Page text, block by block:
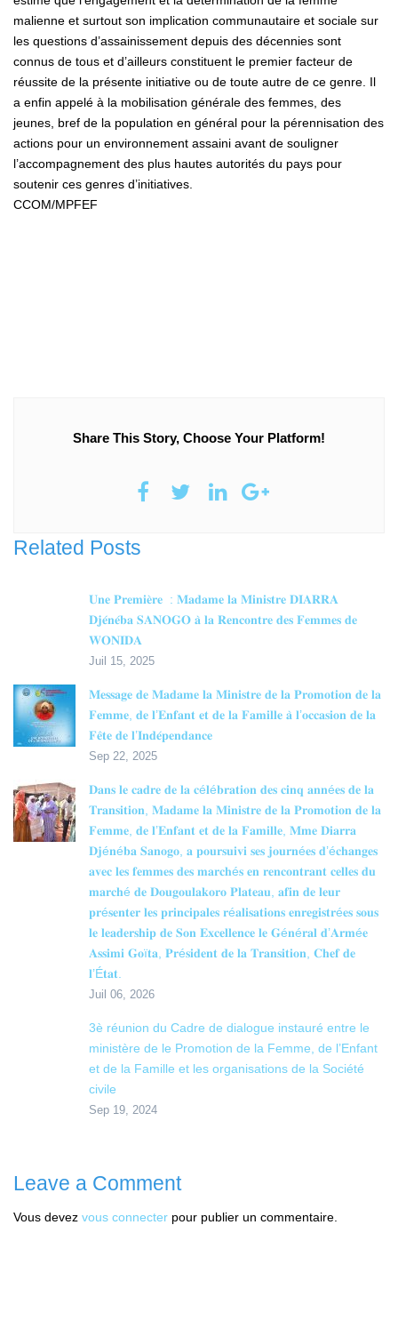
malienne et surtout son implication communautaire et sociale sur
les questions d’assainissement depuis des décennies sont
connus de tous et d’ailleurs constituent le premier facteur de
réussite de la présente initiative ou de toute autre de ce genre. Il
a enfin appelé à la mobilisation générale des femmes, des
jeunes, bref de la population en général pour la pérennisation des
actions pour un environnement assaini avant de souligner
l’accompagnement des plus hautes autorités du pays pour
soutenir ces genres d’initiatives.
CCOM/MPFEF
Share This Story, Choose Your Platform!
Related Posts
𝐔𝐧𝐞 𝐏𝐫𝐞𝐦𝐢𝐞̀𝐫𝐞 : 𝐌𝐚𝐝𝐚𝐦𝐞 𝐥𝐚 𝐌𝐢𝐧𝐢𝐬𝐭𝐫𝐞 𝐃𝐈𝐀𝐑𝐑𝐀
𝐃𝐣𝐞́𝐧𝐞́𝐛𝐚 𝐒𝐀𝐍𝐎𝐆𝐎 𝐚̀ 𝐥𝐚 𝐑𝐞𝐧𝐜𝐨𝐧𝐭𝐫𝐞 𝐝𝐞𝐬 𝐅𝐞𝐦𝐦𝐞𝐬 𝐝𝐞
𝐖𝐎𝐍𝐈𝐃𝐀
Juil 15, 2025
𝐌𝐞𝐬𝐬𝐚𝐠𝐞 𝐝𝐞 𝐌𝐚𝐝𝐚𝐦𝐞 𝐥𝐚 𝐌𝐢𝐧𝐢𝐬𝐭𝐫𝐞 𝐝𝐞 𝐥𝐚 𝐏𝐫𝐨𝐦𝐨𝐭𝐢𝐨𝐧 𝐝𝐞 𝐥𝐚
𝐅𝐞𝐦𝐦𝐞, 𝐝𝐞 𝐥’𝐄𝐧𝐟𝐚𝐧𝐭 𝐞𝐭 𝐝𝐞 𝐥𝐚 𝐅𝐚𝐦𝐢𝐥𝐥𝐞 𝐚̀ 𝐥’𝐨𝐜𝐜𝐚𝐬𝐢𝐨𝐧 𝐝𝐞 𝐥𝐚
𝐅𝐞̂𝐭𝐞 𝐝𝐞 𝐥’𝐈𝐧𝐝𝐞́𝐩𝐞𝐧𝐝𝐚𝐧𝐜𝐞
Sep 22, 2025
𝐃𝐚𝐧𝐬 𝐥𝐞 𝐜𝐚𝐝𝐫𝐞 𝐝𝐞 𝐥𝐚 𝐜é𝐥é𝐛𝐫𝐚𝐭𝐢𝐨𝐧 𝐝𝐞𝐬 𝐜𝐢𝐧𝐪 𝐚𝐧𝐧é𝐞𝐬 𝐝𝐞 𝐥𝐚
𝐓𝐫𝐚𝐧𝐬𝐢𝐭𝐢𝐨𝐧, 𝐌𝐚𝐝𝐚𝐦𝐞 𝐥𝐚 𝐌𝐢𝐧𝐢𝐬𝐭𝐫𝐞 𝐝𝐞 𝐥𝐚 𝐏𝐫𝐨𝐦𝐨𝐭𝐢𝐨𝐧 𝐝𝐞 𝐥𝐚
𝐅𝐞𝐦𝐦𝐞, 𝐝𝐞 𝐥’𝐄𝐧𝐟𝐚𝐧𝐭 𝐞𝐭 𝐝𝐞 𝐥𝐚 𝐅𝐚𝐦𝐢𝐥𝐥𝐞, 𝐌𝐦𝐞 𝐃𝐢𝐚𝐫𝐫𝐚
𝐃𝐣é𝐧é𝐛𝐚 𝐒𝐚𝐧𝐨𝐠𝐨, 𝐚 𝐩𝐨𝐮𝐫𝐬𝐮𝐢𝐯𝐢 𝐬𝐞𝐬 𝐣𝐨𝐮𝐫𝐧é𝐞𝐬 𝐝’é𝐜𝐡𝐚𝐧𝐠𝐞𝐬
𝐚𝐯𝐞𝐜 𝐥𝐞𝐬 𝐟𝐞𝐦𝐦𝐞𝐬 𝐝𝐞𝐬 𝐦𝐚𝐫𝐜𝐡é𝐬 𝐞𝐧 𝐫𝐞𝐧𝐜𝐨𝐧𝐭𝐫𝐚𝐧𝐭 𝐜𝐞𝐥𝐥𝐞𝐬 𝐝𝐮
𝐦𝐚𝐫𝐜𝐡é 𝐝𝐞 𝐃𝐨𝐮𝐠𝐨𝐮𝐥𝐚𝐤𝐨𝐫𝐨 𝐏𝐥𝐚𝐭𝐞𝐚𝐮, 𝐚𝐟𝐢𝐧 𝐝𝐞 𝐥𝐞𝐮𝐫
𝐩𝐫é𝐬𝐞𝐧𝐭𝐞𝐫 𝐥𝐞𝐬 𝐩𝐫𝐢𝐧𝐜𝐢𝐩𝐚𝐥𝐞𝐬 𝐫é𝐚𝐥𝐢𝐬𝐚𝐭𝐢𝐨𝐧𝐬 𝐞𝐧𝐫𝐞𝐠𝐢𝐬𝐭𝐫é𝐞𝐬 𝐬𝐨𝐮𝐬
𝐥𝐞 𝐥𝐞𝐚𝐝𝐞𝐫𝐬𝐡𝐢𝐩 𝐝𝐞 𝐒𝐨𝐧 𝐄𝐱𝐜𝐞𝐥𝐥𝐞𝐧𝐜𝐞 𝐥𝐞 𝐆é𝐧é𝐫𝐚𝐥 𝐝’𝐀𝐫𝐦é𝐞
𝐀𝐬𝐬𝐢𝐦𝐢 𝐆𝐨ï𝐭𝐚, 𝐏𝐫é𝐬𝐢𝐝𝐞𝐧𝐭 𝐝𝐞 𝐥𝐚 𝐓𝐫𝐚𝐧𝐬𝐢𝐭𝐢𝐨𝐧, 𝐂𝐡𝐞𝐟 𝐝𝐞
𝐥’É𝐭𝐚𝐭.
Juil 06, 2026
3è réunion du Cadre de dialogue instauré entre le
ministère de le Promotion de la Femme, de l’Enfant
et de la Famille et les organisations de la Société
civile
Sep 19, 2024
Leave a Comment
Vous devez vous connecter pour publier un commentaire.